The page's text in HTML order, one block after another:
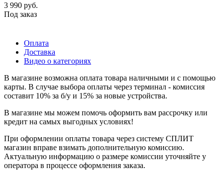
3 990 руб.
Под заказ
Оплата
Доставка
Видео о категориях
В магазине возможна оплата товара наличными и с помощью
карты. В случае выбора оплаты через терминал - комиссия
составит 10% за б/у и 15% за новые устройства.
В магазине мы можем помочь оформить вам рассрочку или
кредит на самых выгодных условиях!
При оформлении оплаты товара через систему СПЛИТ
магазин вправе взимать дополнительную комиссию.
Актуальную информацию о размере комиссии уточняйте у
оператора в процессе оформления заказа.